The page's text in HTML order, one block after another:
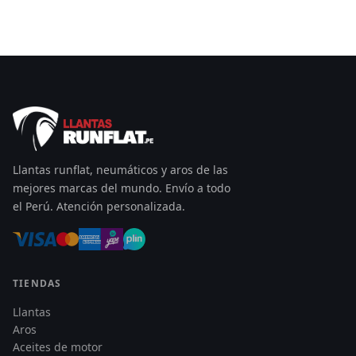
Llantas runflat, neumáticos y aros de las
mejores marcas del mundo. Envío a todo
el Perú. Atención personalizada.
TIENDAS
Llantas
Aros
Aceites de motor